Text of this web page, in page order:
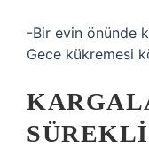
-Bir evin önünde
Gece kükremesi